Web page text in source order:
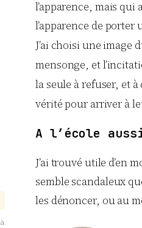
l’apparence, mais
l’apparence de
J’ai choisi une image
mensonge, et
la seule à refuser, et
vérité pour arriver à
A l’école
J’ai trouvé utile d’en
semble scandaleux
les dénoncer, ou au